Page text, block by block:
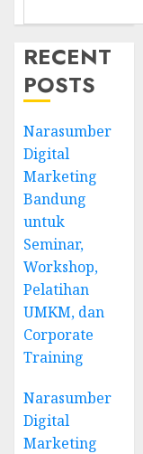
RECENT
POSTS
Narasumber
Digital
Marketing
Bandung
untuk
Seminar,
Workshop,
Pelatihan
UMKM, dan
Corporate
Training
Narasumber
Digital
Marketing